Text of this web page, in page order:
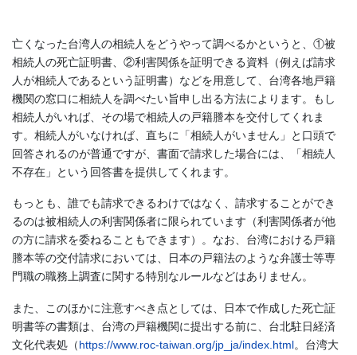
亡くなった台湾人の相続人をどうやって調べるかというと、①被
相続人の死亡証明書、②利害関係を証明できる資料（例えば請求
人が相続人であるという証明書）などを用意して、台湾各地戸籍
機関の窓口に相続人を調べたい旨申し出る方法によります。もし
相続人がいれば、その場で相続人の戸籍謄本を交付してくれま
す。相続人がいなければ、直ちに「相続人がいません」と口頭で
回答されるのが普通ですが、書面で請求した場合には、「相続人
不存在」という回答書を提供してくれます。
もっとも、誰でも請求できるわけではなく、請求することができ
るのは被相続人の利害関係者に限られています（利害関係者が他
の方に請求を委ねることもできます）。なお、台湾における戸籍
謄本等の交付請求においては、日本の戸籍法のような弁護士等専
門職の職務上調査に関する特別なルールなどはありません。
また、このほかに注意すべき点としては、日本で作成した死亡証
明書等の書類は、台湾の戸籍機関に提出する前に、台北駐日経済
文化代表処（https://www.roc-taiwan.org/jp_ja/index.html。台湾大